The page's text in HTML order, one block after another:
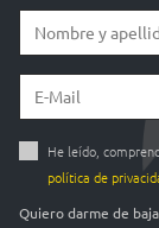
He leído,
política de
Quiero darme de